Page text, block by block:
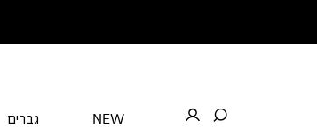
NEW גברים